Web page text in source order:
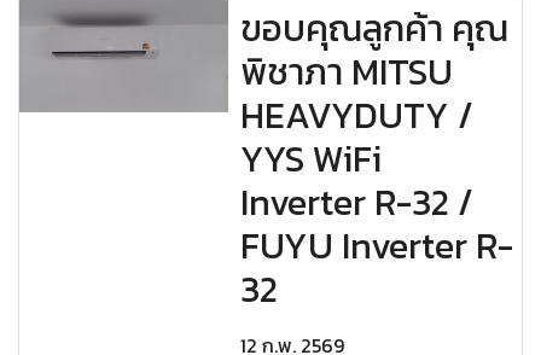
ขอบคุณลูกค้า คุณ
พิชาภา MITSU
HEAVYDUTY /
YYS WiFi
Inverter R-32 /
FUYU Inverter R-
32
12 ก.พ. 2569